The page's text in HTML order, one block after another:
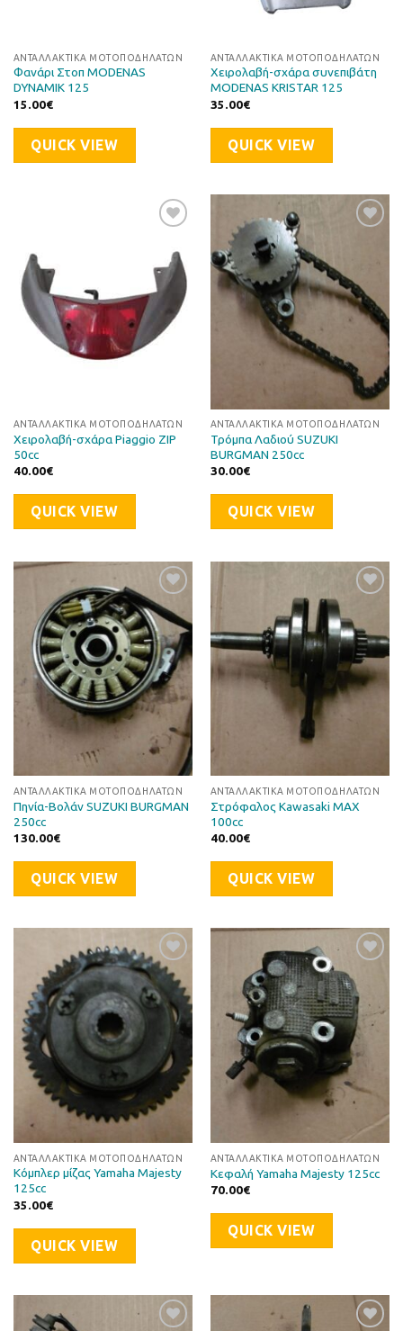
ΑΝΤΑΛΛΑΚΤΙΚΆ ΜΟΤΟΠΟΔΗΛΆΤΩΝ
Φανάρι Στοπ MODENAS
DYNAMIK 125
15.00€
QUICK VIEW
ΑΝΤΑΛΛΑΚΤΙΚΆ ΜΟΤΟΠΟΔΗΛΆΤΩΝ
Χειρολαβή-σχάρα συνεπιβάτη
MODENAS KRISTAR 125
35.00€
QUICK VIEW
στη Λίστα
Επιθυμιών
ΑΝΤΑΛΛΑΚΤΙΚΆ ΜΟΤΟΠΟΔΗΛΆΤΩΝ
Χειρολαβή-σχάρα Piaggio ZIP
50cc
40.00€
QUICK VIEW
Επιθυμιών
ΑΝΤΑΛΛΑΚΤΙΚΆ ΜΟΤΟΠΟΔΗΛΆΤΩΝ
Τρόμπα Λαδιού SUZUKI
BURGMAN 250cc
30.00€
QUICK VIEW
Προσθήκη
στη Λίστα
Επιθυμιών
ΑΝΤΑΛΛΑΚΤΙΚΆ ΜΟΤΟΠΟΔΗΛΆΤΩΝ
Πηνία-Βολάν SUZUKI BURGMAN
250cc
130.00€
QUICK VIEW
Προσθήκη
στη Λίστα
Επιθυμιών
ΑΝΤΑΛΛΑΚΤΙΚΆ ΜΟΤΟΠΟΔΗΛΆΤΩΝ
Στρόφαλος Kawasaki MAX
100cc
40.00€
QUICK VIEW
Προσθήκη
στη Λίστα
Επιθυμιών
ΑΝΤΑΛΛΑΚΤΙΚΆ ΜΟΤΟΠΟΔΗΛΆΤΩΝ
Κόμπλερ μίζας Yamaha Majesty
125cc
35.00€
QUICK VIEW
Προσθήκη
στη Λίστα
Επιθυμιών
ΑΝΤΑΛΛΑΚΤΙΚΆ ΜΟΤΟΠΟΔΗΛΆΤΩΝ
Κεφαλή Yamaha Majesty 125cc
70.00€
QUICK VIEW